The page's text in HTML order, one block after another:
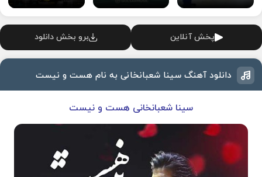
پخش آنلاین برو بخش دانلود
دانلود آهنگ سینا شعبانخانی به نام هست و نیست
سینا شعبانخانی هست و نیست